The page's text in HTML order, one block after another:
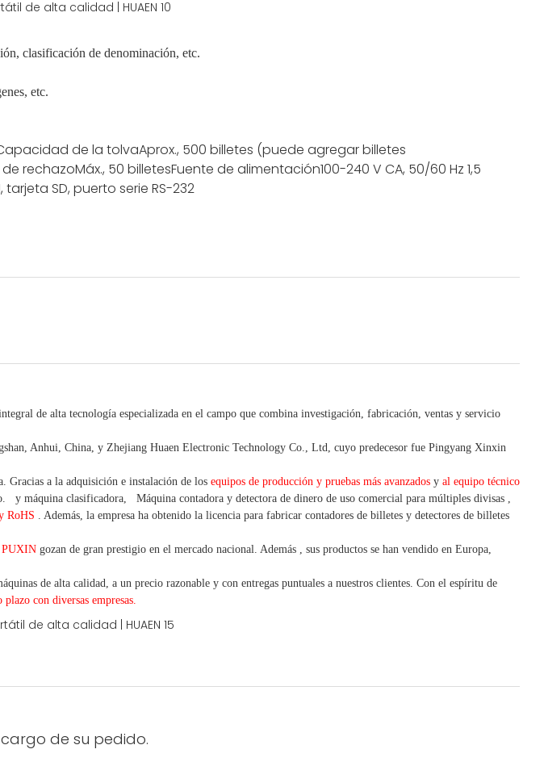
clasificación de denominación, etc.
etc.
de la tolvaAprox., 500 billetes (puede agregar billetes
rechazoMáx., 50 billetesFuente de alimentación100-240 V CA, 50/60 Hz 1,5
tarjeta SD, puerto serie RS-232
de alta tecnología especializada en el campo que combina investigación, fabricación, ventas y servicio
Anhui, China, y Zhejiang Huaen Electronic Technology Co., Ltd, cuyo predecesor fue Pingyang Xinxin
Gracias a la adquisición e instalación de los equipos de producción y pruebas más avanzados y al equipo técnico
y máquina clasificadora, Máquina contadora y detectora de dinero de uso comercial para múltiples divisas
RoHS . Además, la empresa ha obtenido la licencia para fabricar contadores de billetes y detectores de billetes
gozan de gran prestigio en el mercado nacional. Además
sus productos se han vendido en Europa,
de alta calidad, a un precio razonable y con entregas puntuales a nuestros clientes. Con el espíritu de
plazo con diversas empresas.
de su pedido.